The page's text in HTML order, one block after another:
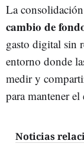
La
cambio de
gasto digital sin
entorno donde
medir y
para mantener
Noticias